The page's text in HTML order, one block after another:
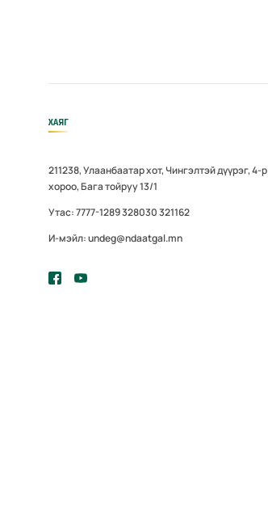
ХАЯГ
211238, Улаанбаатар хот, Чингэлтэй дүүрэг, 4-р
хороо, Бага тойруу 13/1
Утас: 7777-1289 328030 321162
И-мэйл: undeg@ndaatgal.mn